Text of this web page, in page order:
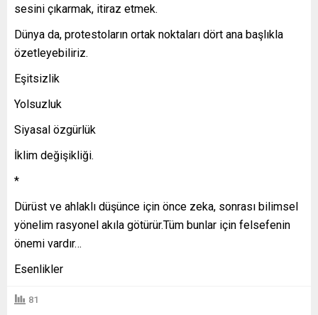
sesini çıkarmak, itiraz etmek.
Dünya da, protestoların ortak noktaları dört ana başlıkla
özetleyebiliriz.
Eşitsizlik
Yolsuzluk
Siyasal özgürlük
İklim değişikliği.
*
Dürüst ve ahlaklı düşünce için önce zeka, sonrası bilimsel
yönelim rasyonel akıla götürür.Tüm bunlar için felsefenin
önemi vardır…
Esenlikler
81